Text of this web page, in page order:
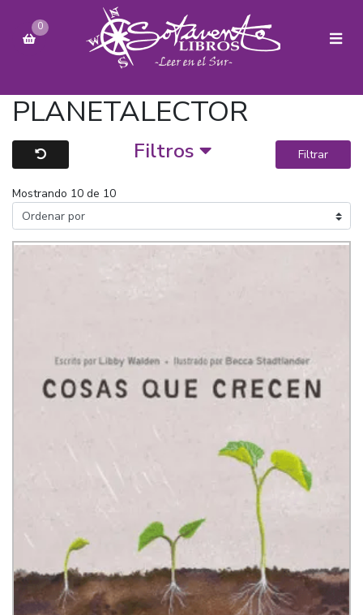
0
PLANETALECTOR
Filtros Filtrar
Mostrando 10 de 10